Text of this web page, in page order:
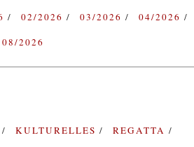
02/2026 03/2026
04/2026
08/2026
KULTURELLES
REGATTA